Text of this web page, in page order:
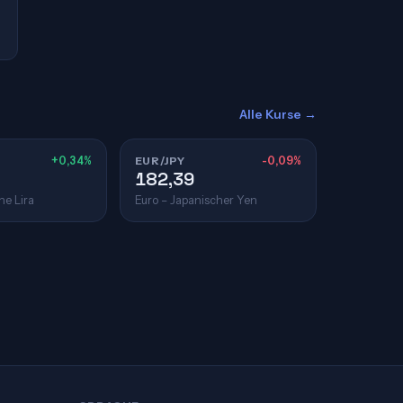
Alle Kurse →
+0,34%
Lira
EUR/JPY -0,09%
182,39
Euro – Japanischer Yen